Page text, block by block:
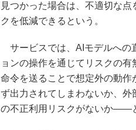
見つかった場合は、不適切な
クを低減できるという。
サービスでは、AIモデルへの
ョンの操作を通じてリスクの
命令を送ることで想定外の動
ず出力されてしまわないか、
の不正利用リスクがないか――